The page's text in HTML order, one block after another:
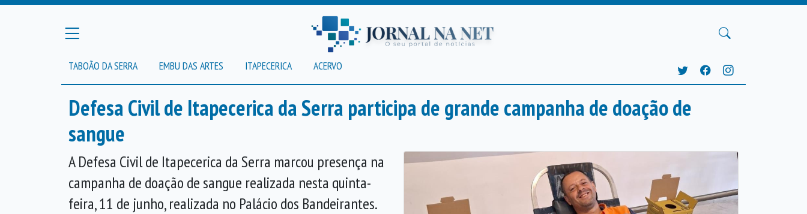
TABOÃO DA SERRA EMBU DAS ARTES ITAPECERICA ACERVO
Defesa Civil de Itapecerica da Serra participa de grande campanha de doação de
sangue
A Defesa Civil de Itapecerica da Serra marcou presença na
campanha de doação de sangue realizada nesta quinta-
feira, 11 de junho, realizada no Palácio dos Bandeirantes.